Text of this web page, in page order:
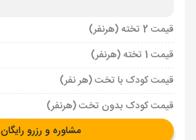
قیمت 2 تخته (هرنفر)
قیمت 1 تخته (هرنفر)
قیمت کودک با تخت (هر نفر)
قیمت کودک بدون تخت (هرنفر)
مشاوره و رزرو رایگان